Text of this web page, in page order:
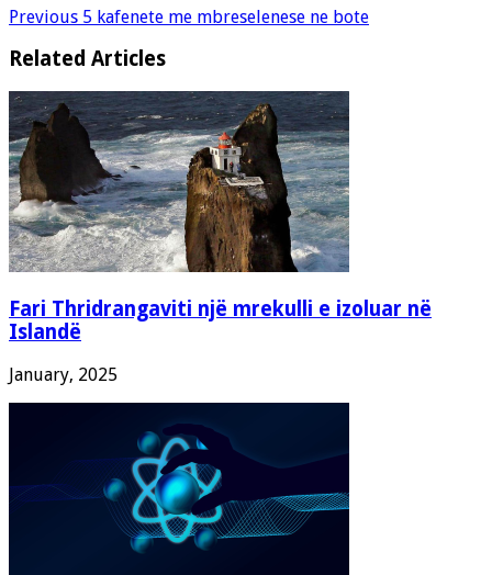
Previous 5 kafenete me mbreselenese ne bote
Related Articles
Fari Thridrangaviti një mrekulli e izoluar në
Islandë
January, 2025